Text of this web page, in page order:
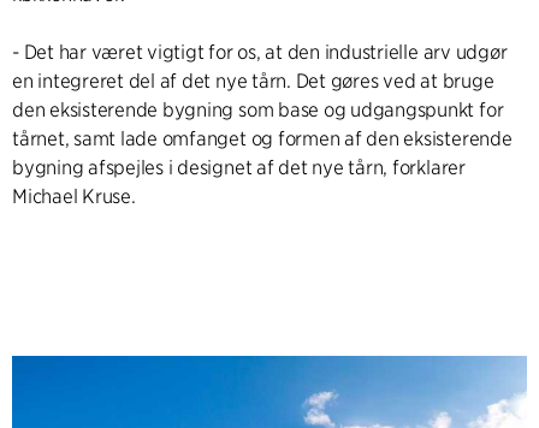
- Det har været vigtigt for os, at den industrielle arv udgør
en integreret del af det nye tårn. Det gøres ved at bruge
den eksisterende bygning som base og udgangspunkt for
tårnet, samt lade omfanget og formen af den eksisterende
bygning afspejles i designet af det nye tårn, forklarer
Michael Kruse.